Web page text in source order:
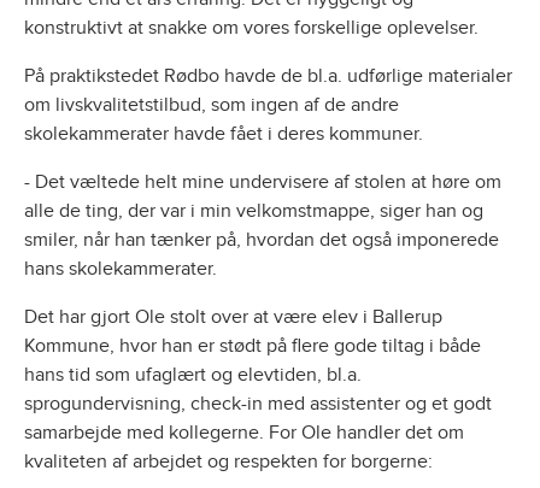
konstruktivt at snakke om vores forskellige oplevelser.
På praktikstedet Rødbo havde de bl.a. udførlige materialer
om livskvalitetstilbud, som ingen af de andre
skolekammerater havde fået i deres kommuner.
- Det væltede helt mine undervisere af stolen at høre om
alle de ting, der var i min velkomstmappe, siger han og
smiler, når han tænker på, hvordan det også imponerede
hans skolekammerater.
Det har gjort Ole stolt over at være elev i Ballerup
Kommune, hvor han er stødt på flere gode tiltag i både
hans tid som ufaglært og elevtiden, bl.a.
sprogundervisning, check-in med assistenter og et godt
samarbejde med kollegerne. For Ole handler det om
kvaliteten af arbejdet og respekten for borgerne: